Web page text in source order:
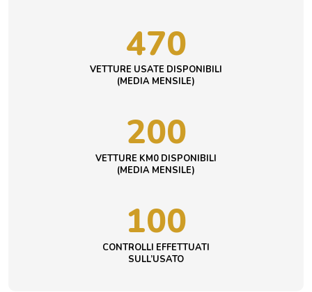
470
VETTURE USATE DISPONIBILI
(MEDIA MENSILE)
200
VETTURE KM0 DISPONIBILI
(MEDIA MENSILE)
100
CONTROLLI EFFETTUATI
SULL’USATO